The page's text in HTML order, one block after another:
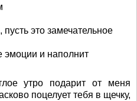
это замечательное
эмоции и наполнит
утро подарит от меня
поцелует тебя в щечку,